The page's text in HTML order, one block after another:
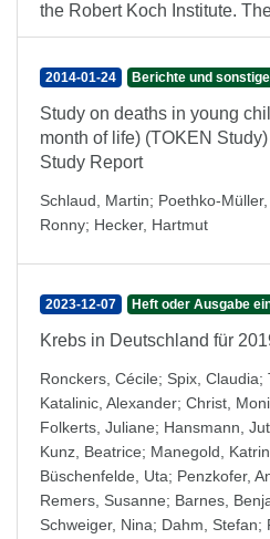
the Robert Koch Institute.
2014-01-24 Berichte und
Study on deaths in young
month of life) (TOKEN Study)
Study Report
Schlaud, Martin; Poethko-
Ronny; Hecker, Hartmut
2023-12-07 Heft oder Ausgabe
Krebs in Deutschland für
Ronckers, Cécile; Spix, Claudia;
Katalinic, Alexander; Christ,
Folkerts, Juliane; Hansmann,
Kunz, Beatrice; Manegold, Katrin
Büschenfelde, Uta; Penzkofer,
Remers, Susanne; Barnes,
Schweiger, Nina; Dahm, Stefan;